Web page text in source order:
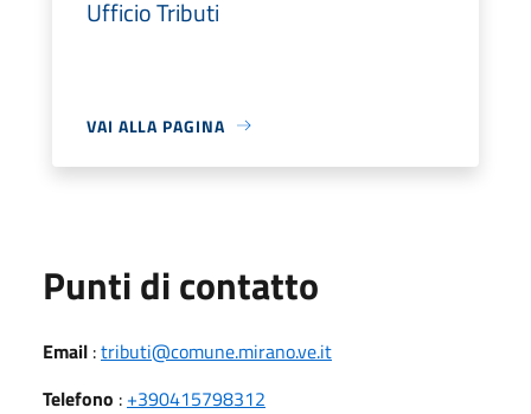
Ufficio Tributi
VAI ALLA PAGINA
Punti di contatto
Email :tributi@comune.mirano.ve.it
Telefono : +390415798312